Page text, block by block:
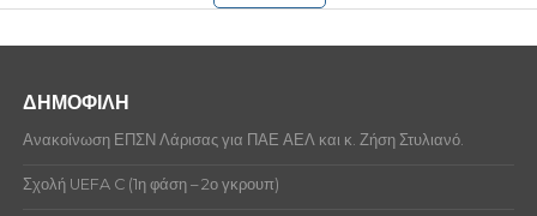
ΔΗΜΟΦΙΛΗ
Ανακοίνωση ΕΠΣΝ Λάρισας για ΠΑΕ ΑΕΛ και κ. Ζήση Στυλιανό.
Σχολή UEFA C (1η φάση – 2ο γκρουπ)